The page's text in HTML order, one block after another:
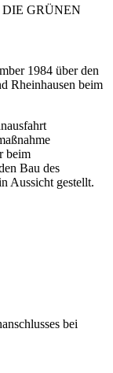
DIE GRÜNEN
1984 über den
Rheinhausen beim
beim
Bau des
Aussicht gestellt.
bei